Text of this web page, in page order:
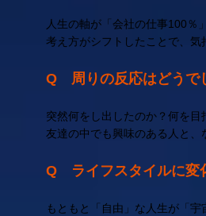
人生の軸が「会社の仕事100％
考え方がシフトしたことで、気
Q 周りの反応はどうで
突然何をし出したのか？何を
友達の中でも興味のある人と
Q ライフスタイルに変
もともと「自由」な人生が「